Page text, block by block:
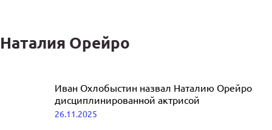
Наталия Орейро
Наталия Орейро заявила, что у нее не
было отношений с актером из «Дикого
ангела»
Иван Охлобыстин назвал Наталию Орейро
дисциплинированной актрисой
26.11.2025